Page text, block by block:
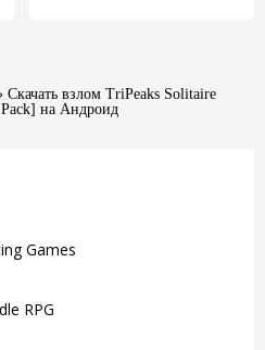
Games
RPG
Скачать взлом TriPeaks Solitaire
на Андроид